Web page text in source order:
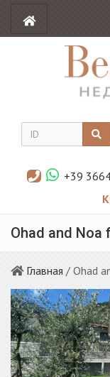
+39
Ohad and Noa
Главная / Ohad